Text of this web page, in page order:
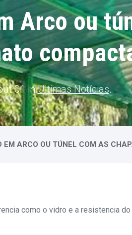
Arco ou
01 inUltimas Notícias.
EM ARCO OU TÚNEL COM AS
como o vidro e a resistencia do